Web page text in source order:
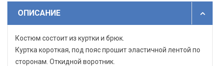
ОПИСАНИЕ
Костюм состоит из куртки и брюк.
Куртка короткая, под пояс прошит эластичной лентой по
сторонам. Откидной воротник.